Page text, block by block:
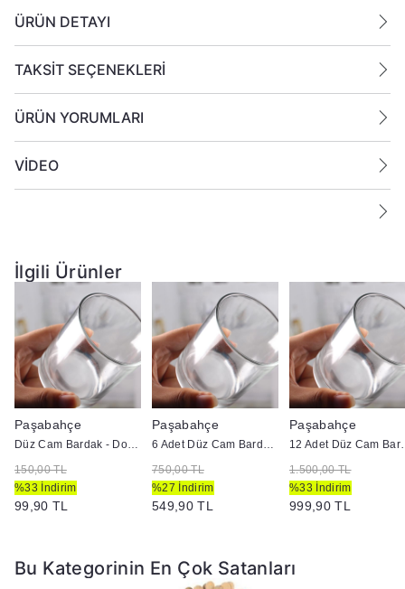
ÜRÜN DETAYI
TAKSİT SEÇENEKLERİ
ÜRÜN YORUMLARI
VİDEO
İlgili Ürünler
Paşabahçe
Düz Cam Bardak - Doluma Uygun
150,00 TL
%33 İndirim
99,90 TL
Paşabahçe
6 Adet Düz Cam Bardak - Doluma Uygun
750,00 TL
%27 İndirim
549,90 TL
Paşabahçe
12 Adet
1.500,00 TL
%33 İndirim
999,90 TL
Bu Kategorinin En Çok Satanları